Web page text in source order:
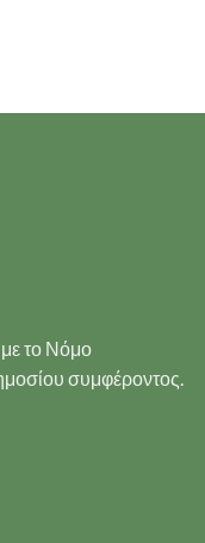
το Νόμο
συμφέροντος.